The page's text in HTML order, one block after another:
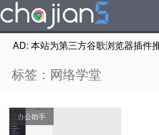
AD: 本站为第三方谷歌浏览器插件
标签：网络学堂
办公助手